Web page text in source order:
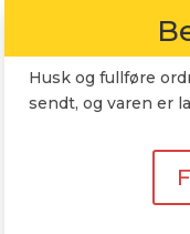
Husk og fullføre
sendt, og varen er